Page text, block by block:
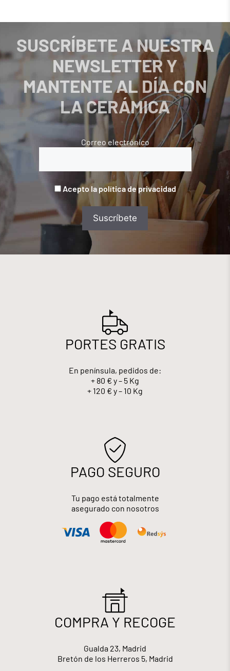
SUSCRÍBETE A NUESTRA
NEWSLETTER Y
MANTENTE AL DÍA CON
LA CERÁMICA
Correo electrónico
Acepto la política de privacidad
PORTES GRATIS
En península, pedidos de:
+ 80 € y – 5 Kg
+ 120 € y – 10 Kg
PAGO SEGURO
Tu pago está totalmente
asegurado con nosotros
COMPRA Y RECOGE
Gualda 23, Madrid
Bretón de los Herreros 5, Madrid